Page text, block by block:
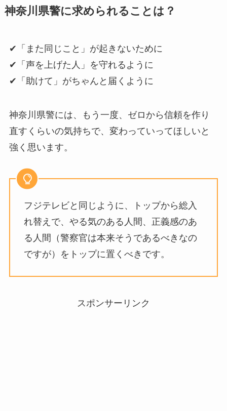
神奈川県警に求められることは？
✔「また同じこと」が起きないために
✔「声を上げた人」を守れるように
✔「助けて」がちゃんと届くように
神奈川県警には、もう一度、ゼロから信頼を作り
直すくらいの気持ちで、変わっていってほしいと
強く思います。
フジテレビと同じように、トップから総入
れ替えで、やる気のある人間、正義感のあ
る人間（警察官は本来そうであるべきなの
ですが）をトップに置くべきです。
スポンサーリンク